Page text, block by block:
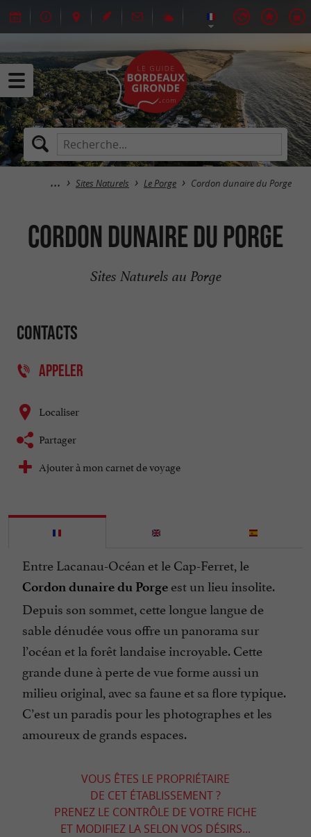
Sites Naturels Le Porge Cordon dunaire du Porge
Cordon dunaire du Porge
Sites Naturels au Porge
Contacts
APPELER
Localiser
Partager
Ajouter à mon carnet de voyage
Entre Lacanau-Océan et le Cap-Ferret, le
Cordon dunaire du Porge est un lieu insolite.
Depuis son sommet, cette longue langue de
sable dénudée vous offre un panorama sur
l’océan et la forêt landaise incroyable. Cette
grande dune à perte de vue forme aussi un
milieu original, avec sa faune et sa flore typique.
C’est un paradis pour les photographes et les
amoureux de grands espaces.
VOUS ÊTES LE PROPRIÉTAIRE
DE CET ÉTABLISSEMENT ?
PRENEZ LE CONTRÔLE DE VOTRE FICHE
ET MODIFIEZ LA SELON VOS DÉSIRS...